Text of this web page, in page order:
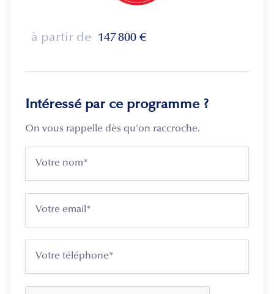
à partir de 147 800 €
Intéressé par ce programme ?
On vous rappelle dès qu'on raccroche.